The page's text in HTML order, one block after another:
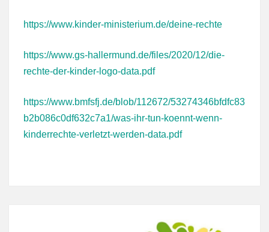
https://www.kinder-ministerium.de/deine-rechte
https://www.gs-hallermund.de/files/2020/12/die-
rechte-der-kinder-logo-data.pdf
https://www.bmfsfj.de/blob/112672/53274346bfdfc83
b2b086c0df632c7a1/was-ihr-tun-koennt-wenn-
kinderrechte-verletzt-werden-data.pdf